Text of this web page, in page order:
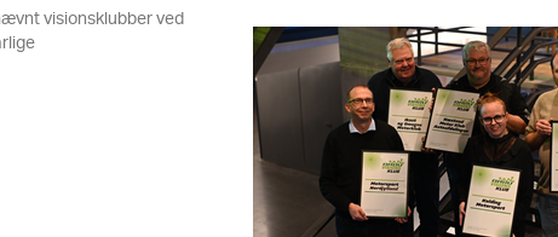
visionsklubber ved